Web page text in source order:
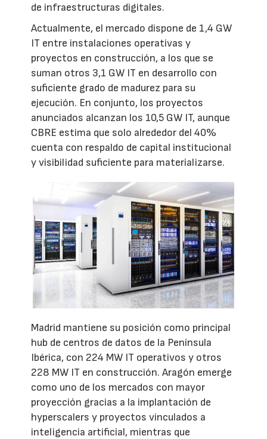
de infraestructuras digitales.
Actualmente, el mercado dispone de 1,4 GW
IT entre instalaciones operativas y
proyectos en construcción, a los que se
suman otros 3,1 GW IT en desarrollo con
suficiente grado de madurez para su
ejecución. En conjunto, los proyectos
anunciados alcanzan los 10,5 GW IT, aunque
CBRE estima que solo alrededor del 40%
cuenta con respaldo de capital institucional
y visibilidad suficiente para materializarse.
Madrid mantiene su posición como principal
hub de centros de datos de la Península
Ibérica, con 224 MW IT operativos y otros
228 MW IT en construcción. Aragón emerge
como uno de los mercados con mayor
proyección gracias a la implantación de
hyperscalers y proyectos vinculados a
inteligencia artificial, mientras que